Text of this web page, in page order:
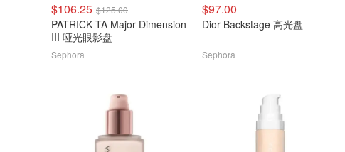
$106.25 $125.00
PATRICK TA Major Dimension
III 哑光眼影盘
Sephora
$97.00
Dior Backstage 高光盘
Sephora